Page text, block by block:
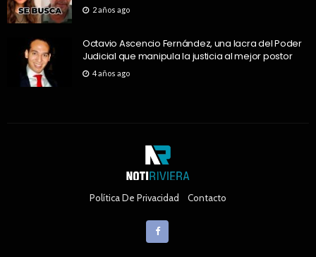
2 años ago
Octavio Ascencio Fernández, una lacra del Poder
Judicial que manipula la justicia al mejor postor
4 años ago
Política De Privacidad Contacto